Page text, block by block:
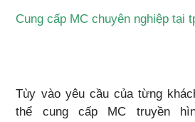
Cung cấp MC chuyên nghiệp tại
Tùy vào yêu cầu của từng
thể cung cấp MC truyền